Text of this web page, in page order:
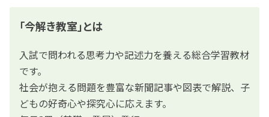
「今解き教室」とは
入試で問われる思考力や記述力を養える総合学習教材
です。
社会が抱える問題を豊富な新聞記事や図表で解説、子
どもの好奇心や探究心に応えます。